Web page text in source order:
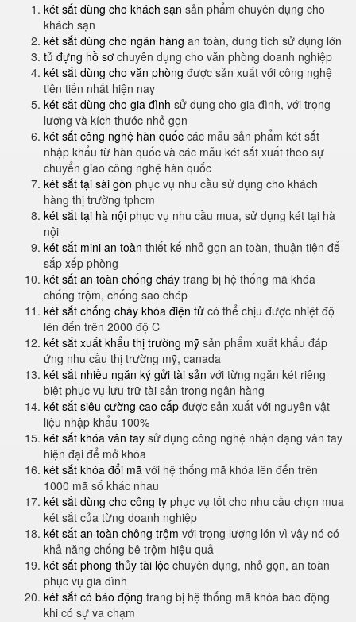
két sắt dùng cho khách sạn sản phẩm chuyên dụng cho
khách sạn
két sắt dùng cho ngân hàng an toàn, dung tích sử dụng lớn
tủ đựng hồ sơ chuyên dụng cho văn phòng doanh nghiệp
két sắt dùng cho văn phòng được sản xuất với công nghệ
tiên tiến nhất hiện nay
két sắt dùng cho gia đình sử dụng cho gia đình, với trọng
lượng và kích thước nhỏ gọn
két sắt công nghệ hàn quốc các mẫu sản phẩm két sắt
nhập khẩu từ hàn quốc và các mẫu két sắt xuất theo sự
chuyển giao công nghệ hàn quốc
két sắt tại sài gòn phục vụ nhu cầu sử dụng cho khách
hàng thị trường tphcm
két sắt tại hà nội phục vụ nhu cầu mua, sử dụng két tại hà
nội
két sắt mini an toàn thiết kế nhỏ gọn an toàn, thuận tiện để
sắp xếp phòng
két sắt an toàn chống cháy trang bị hệ thống mã khóa
chống trộm, chống sao chép
két sắt chống cháy khóa điện tử có thể chịu được nhiệt độ
lên đến trên 2000 độ C
két sắt xuất khẩu thị trường mỹ sản phẩm xuất khẩu đáp
ứng nhu cầu thị trường mỹ, canada
két sắt nhiều ngăn ký gửi tài sản với từng ngăn két riêng
biệt phục vụ lưu trữ tài sản trong ngân hàng
két sắt siêu cường cao cấp được sản xuất với nguyên vật
liệu nhập khẩu 100%
két sắt khóa vân tay sử dụng công nghệ nhận dạng vân tay
hiện đại để mở khóa
két sắt khóa đổi mã với hệ thống mã khóa lên đến trên
1000 mã số khác nhau
két sắt dùng cho công ty phục vụ tốt cho nhu cầu chọn mua
két sắt của từng doanh nghiệp
két sắt an toàn chông trộm với trọng lượng lớn vì vậy nó có
khả năng chống bê trộm hiệu quả
két sắt phong thủy tài lộc chuyên dụng, nhỏ gọn, an toàn
phục vụ gia đình
két sắt có báo động trang bị hệ thống mã khóa báo động
khi có sự va chạm